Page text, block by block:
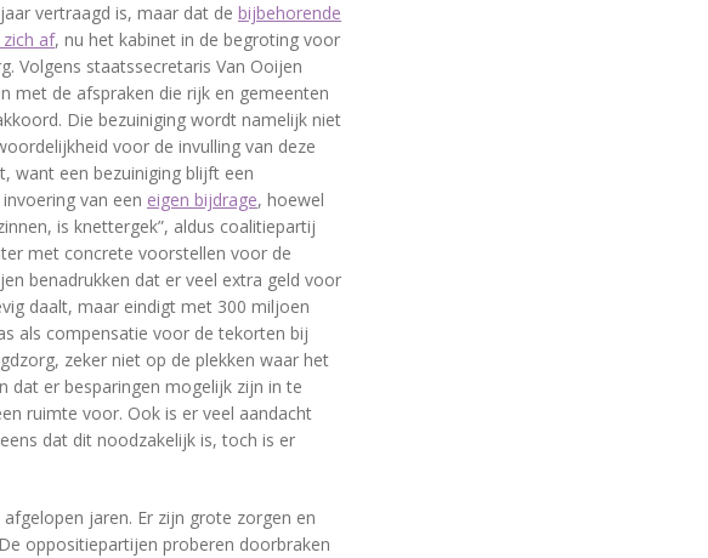
vertraagd is, maar dat de bijbehorende
af, nu het kabinet in de begroting voor
Volgens staatssecretaris Van Ooijen
met de afspraken die rijk en gemeenten
Die bezuiniging wordt namelijk niet
voor de invulling van deze
want een bezuiniging blijft een
van een eigen bijdrage, hoewel
is knettergek”, aldus coalitiepartij
met concrete voorstellen voor de
benadrukken dat er veel extra geld voor
daalt, maar eindigt met 300 miljoen
als compensatie voor de tekorten bij
zeker niet op de plekken waar het
dat er besparingen mogelijk zijn in te
ruimte voor. Ook is er veel aandacht
dat dit noodzakelijk is, toch is er
jaren. Er zijn grote zorgen en
oppositiepartijen proberen doorbraken